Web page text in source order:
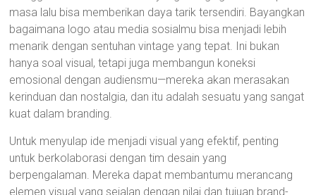
masa lalu bisa memberikan daya tarik tersendiri. Bayangkan
bagaimana logo atau media sosialmu bisa menjadi lebih
menarik dengan sentuhan vintage yang tepat. Ini bukan
hanya soal visual, tetapi juga membangun koneksi
emosional dengan audiensmu—mereka akan merasakan
kerinduan dan nostalgia, dan itu adalah sesuatu yang sangat
kuat dalam branding.
Untuk menyulap ide menjadi visual yang efektif, penting
untuk berkolaborasi dengan tim desain yang
berpengalaman. Mereka dapat membantumu merancang
elemen visual yang sejalan dengan nilai dan tujuan brand-